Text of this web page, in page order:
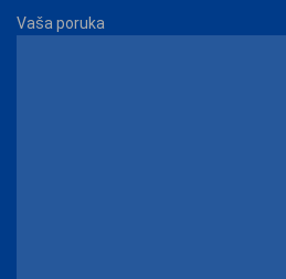
Vaša poruka